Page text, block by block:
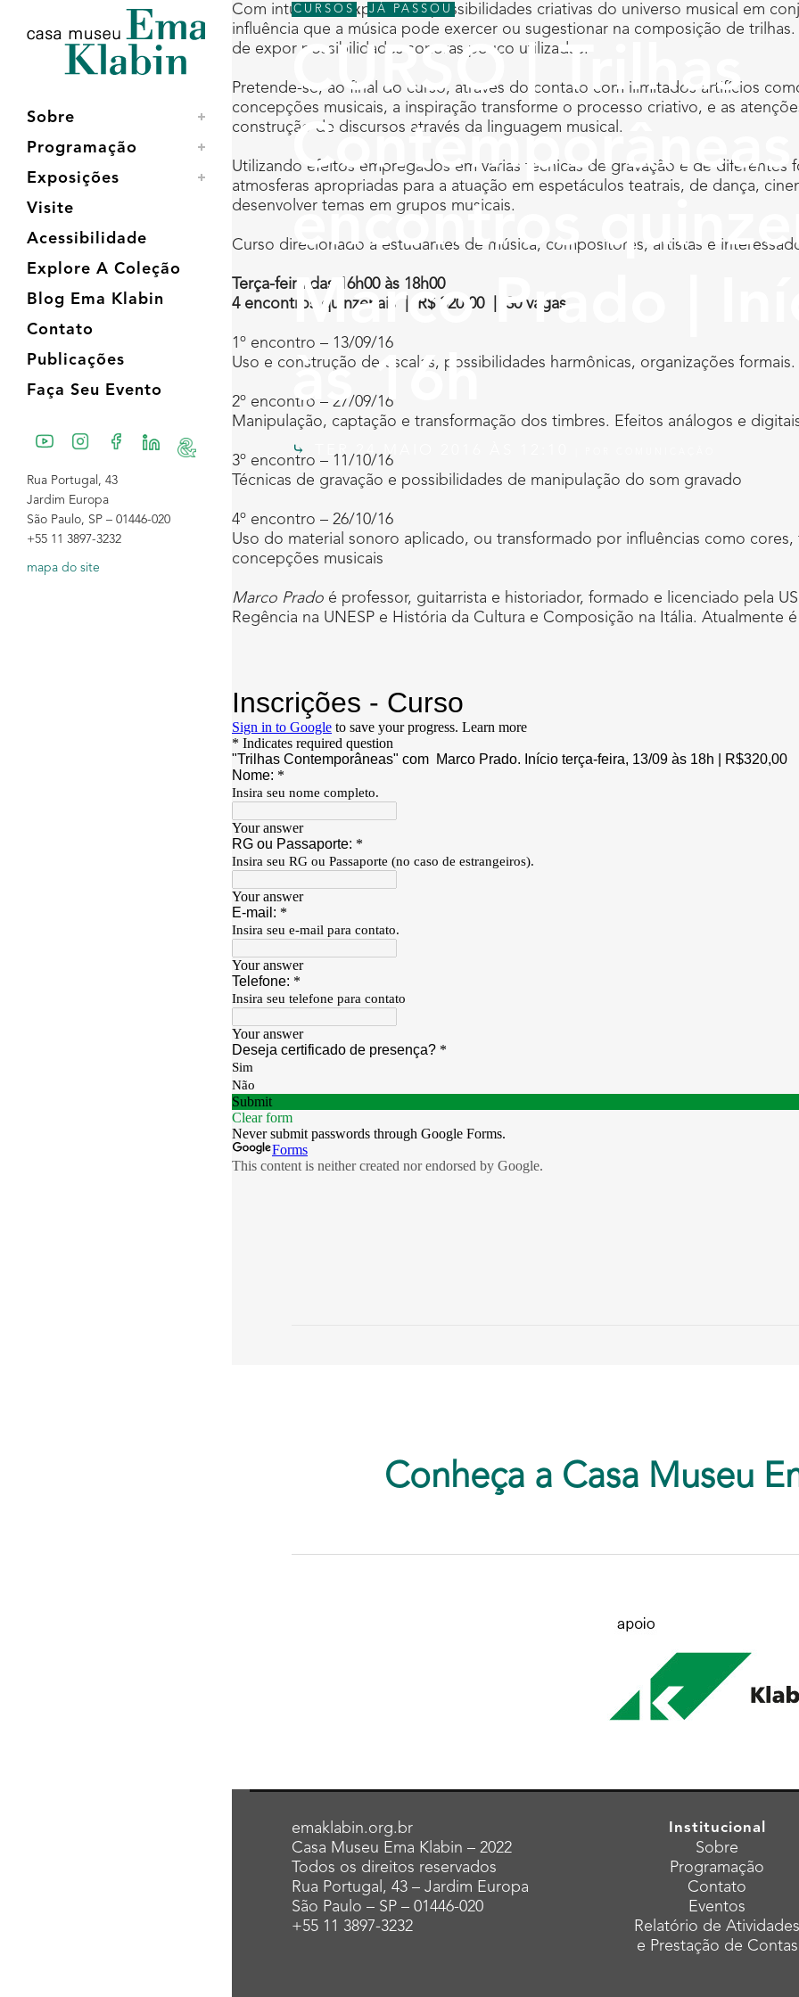
conteúdo
navegação
Sobre
Programação
Exposições
Visite
Acessibilidade
Explore A Coleção
Blog Ema Klabin
Contato
Publicações
Faça Seu Evento
Rua Portugal, 43
Jardim Europa
São Paulo, SP – 01446-020
+55 11 3897-3232
mapa do site
CURSOS ,JÁ PASSOU
CURSO | Trilhas
encontros
Marco Prado |
às 16h
TER 24 MAIO 2016 ÀS 12:10
Com intuito de expandir as possibilidades criativas do universo musical em
influência que a música pode exercer ou sugestionar na composição de
de expor possibilidades sonoras pouco utilizadas.
Pretende-se, ao final do curso, através do contato com ilimitados artifícios
concepções musicais, a inspiração transforme o processo criativo, e as
construção de discursos através da linguagem musical.
Utilizando efeitos empregados em várias técnicas de gravação e de
atmosferas apropriadas para a atuação em espetáculos teatrais, de dança,
desenvolver temas em grupos musicais.
Curso direcionado a estudantes de música, compositores, artistas e
Terça-feira das 16h00 às 18h00
4 encontros quinzenais | R$ 320,00 | 30 vagas
1º encontro – 13/09/16
Uso e construção de escalas, possibilidades harmônicas, organizações
2º encontro – 27/09/16
Manipulação, captação e transformação dos timbres. Efeitos análogos e
3º encontro – 11/10/16
Técnicas de gravação e possibilidades de manipulação do som gravado
4º encontro – 26/10/16
Uso do material sonoro aplicado, ou transformado por influências como
concepções musicais
Marco Prado é professor, guitarrista e historiador, formado e licenciado pela
Regência na UNESP e História da Cultura e Composição na Itália. Atualmente
Conheça a Casa Museu
emaklabin.org.br
Casa Museu Ema Klabin – 2022
Todos os direitos reservados
Rua Portugal, 43 – Jardim Europa
São Paulo – SP – 01446-020
+55 11 3897-3232
Institucional
Sobre
Programação
Contato
Eventos
Relatório de Atividades
e Prestação de Contas